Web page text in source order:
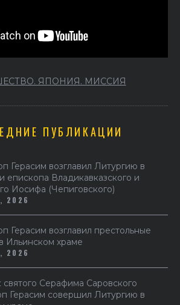
ЯПОНИЯ. МИССИЯ
ПУБЛИКАЦИИ
Герасим возглавил Литургию в
епископа Владикавказского и
Иосифа (Чепиговского)
2026
Герасим возглавил престольные
Ильинском храме
2026
святого Серафима Саровского
Герасим совершил Литургию в